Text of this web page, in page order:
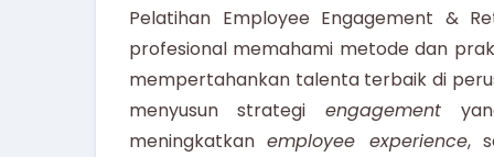
Pelatihan Employee Engagement &
profesional memahami metode dan
mempertahankan talenta terbaik di
menyusun strategi engagement
meningkatkanemployee experience,